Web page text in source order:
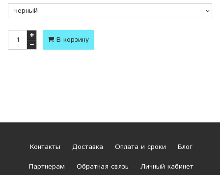
В корзину
Контакты Доставка Оплата и сроки
Блог
Партнерам
Обратная связь Личный кабинет